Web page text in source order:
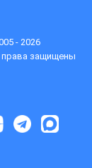
- 2026
права защищены